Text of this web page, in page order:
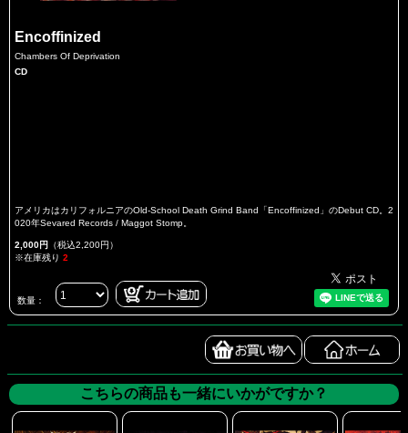
Encoffinized
Chambers Of Deprivation
CD
アメリカはカリフォルニアのOld-School Death Grind Band「Encoffinized」のDebut CD。2
020年Sevared Records / Maggot Stomp。
2,000円 （税込2,200円）
※在庫残り 2
数量：
こちらの商品も一緒にいかがですか？